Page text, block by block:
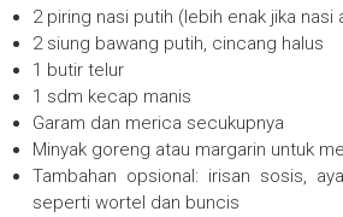
2 piring nasi putih (lebih enak jika nasi
2 siung bawang putih, cincang halus
1 butir telur
1 sdm kecap manis
Garam dan merica secukupnya
Minyak goreng atau margarin untuk
Tambahan opsional: irisan sosis,
seperti wortel dan buncis